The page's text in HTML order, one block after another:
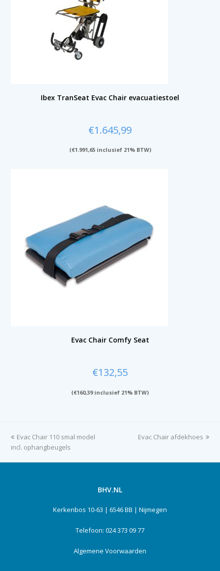
Ibex TranSeat Evac Chair evacuatiestoel
€1.645,99
(€1.991,65inclusief 21% BTW)
Evac Chair Comfy Seat
€132,55
(€160,39inclusief 21% BTW)
previous
post:
Evac Chair 110 smal model
incl. ophangbeugels
next
Evac Chair afdekhoes
BHV.NL
Kerkenbos 10-63 | 6546 BB | Nijmegen
Telefoon: 024 373 09 77
Algemene Voorwaarden